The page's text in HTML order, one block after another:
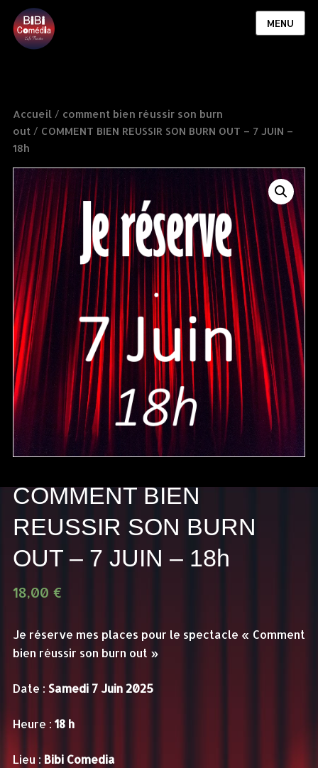
MENU
Accueil/ comment bien réussir son burn
out/ COMMENT BIEN REUSSIR SON BURN OUT – 7 JUIN –
18h
COMMENT BIEN
REUSSIR SON BURN
OUT – 7 JUIN – 18h
18,00 €
Je réserve mes places pour le spectacle « Comment
bien réussir son burn out »
Date : Samedi 7 Juin 2025
Heure : 18 h
Lieu : Bibi Comedia